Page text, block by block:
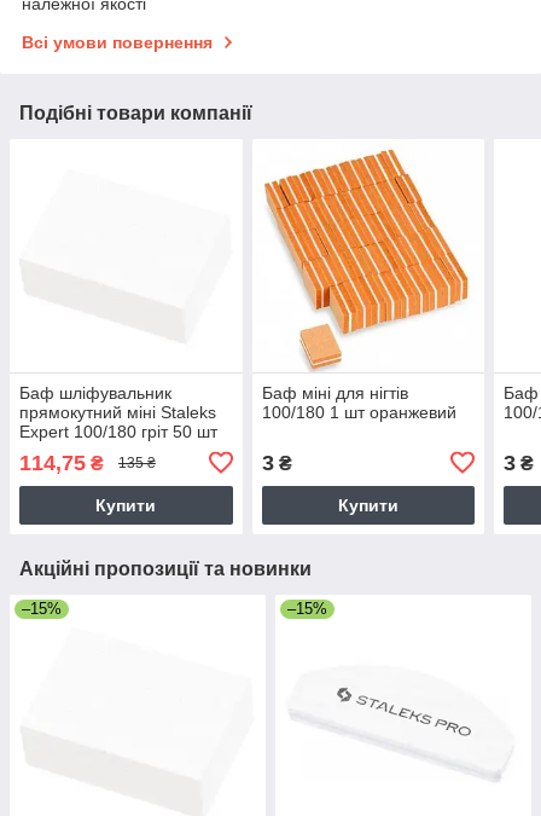
належної якості
Всі умови повернення
Подібні товари компанії
Баф шліфувальник
прямокутний міні Staleks
Expert 100/180 гріт 50 шт
114,75 ₴ 135 ₴
Купити
Баф міні для нігтів
100/180 1 шт оранжевий
3₴
Купити
Баф
3 ₴
Акційні пропозиції та новинки
–15% –15%